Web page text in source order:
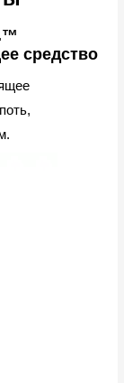
средство